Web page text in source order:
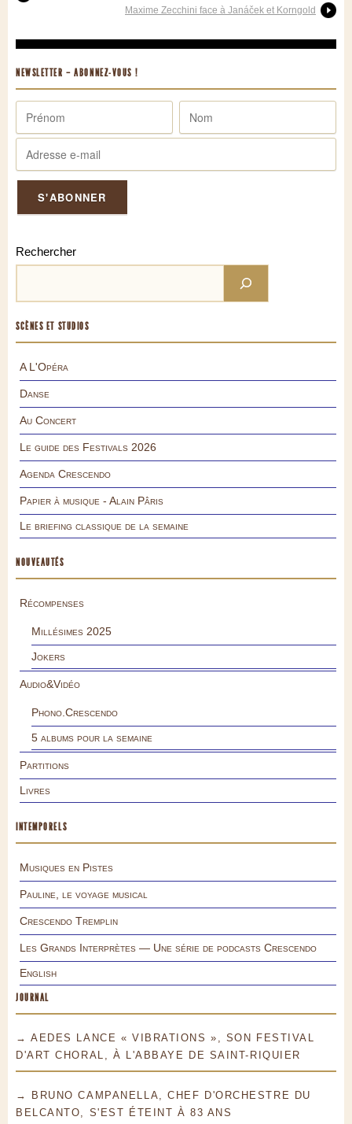
Maxime Zecchini face à Janáček et Korngold
NEWSLETTER – ABONNEZ-VOUS !
Rechercher
SCÈNES ET STUDIOS
A L'Opéra
Danse
Au Concert
Le guide des Festivals 2026
Agenda Crescendo
Papier à musique - Alain Pâris
Le briefing classique de la semaine
NOUVEAUTÉS
Récompenses
Millésimes 2025
Jokers
Audio&Vidéo
Phono.Crescendo
5 albums pour la semaine
Partitions
Livres
INTEMPORELS
Musiques en Pistes
Pauline, le voyage musical
Crescendo Tremplin
Les Grands Interprètes — Une série de podcasts Crescendo
English
JOURNAL
→ AEDES LANCE « VIBRATIONS », SON FESTIVAL
D'ART CHORAL, À L'ABBAYE DE SAINT-RIQUIER
→ BRUNO CAMPANELLA, CHEF D'ORCHESTRE DU
BELCANTO, S'EST ÉTEINT À 83 ANS